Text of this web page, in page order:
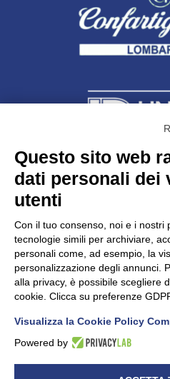
Unidata s.r.l
Largo
C.F. 00481790145 -
PEC:
Cap. soc. euro
Questo sito web
dati personali dei
utenti
Con il tuo consenso, noi e i nostri
tecnologie simili per archiviare,
personali come, ad esempio, la
personalizzazione degli annunci.
alla privacy, è possibile scegliere
cookie. Clicca su preferenze
Visualizza la Cookie Policy
Powered by